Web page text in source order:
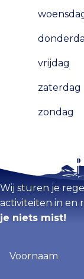
vrijdag
zaterdag
zondag
Blijf op
Wij sturen je
activiteiten in en
je niets mist!
(Vereist)